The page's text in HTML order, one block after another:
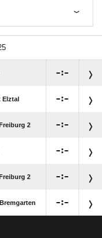
:
Elztal :
2 :
:
2 :
: